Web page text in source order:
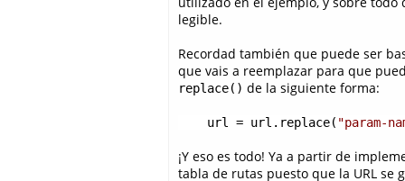
legible.
Recordad también que puede ser
que vais a reemplazar para que
replace() de la siguiente forma:
url = url.replace( "param-
¡Y eso es todo! Ya a partir de
tabla de rutas puesto que la URL se